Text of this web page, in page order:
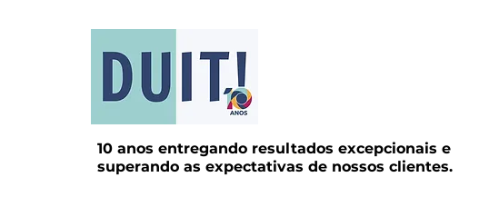
10 anos entregando resultados excepcionais e
superando as expectativas de nossos clientes.